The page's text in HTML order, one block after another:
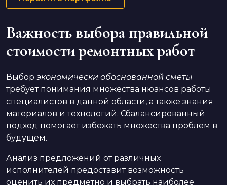
Важность выбора правильной
стоимости ремонтных работ
Выбор экономически обоснованной сметы
требует понимания множества нюансов работы
специалистов в данной области, а также знания
материалов и технологий. Сбалансированный
подход помогает избежать множества проблем в
будущем.
Анализ предложений от различных
исполнителей предоставит возможность
оценить их предметно и выбрать наиболее